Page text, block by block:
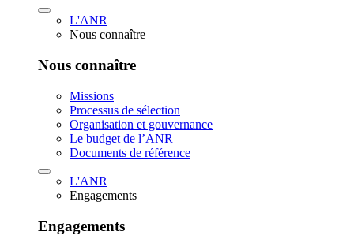
L'ANR
Nous connaître
Nous connaître
Missions
Processus de sélection
Organisation et gouvernance
Le budget de l’ANR
Documents de référence
L'ANR
Engagements
Engagements